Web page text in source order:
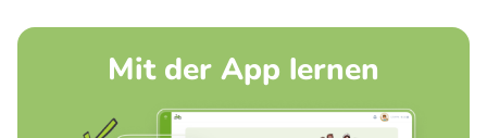
Mit der App lernen